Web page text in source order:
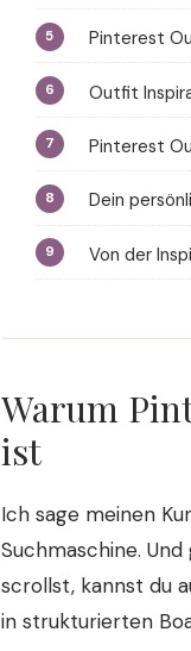
Pinterest
Outfit
Pinterest
Dein
Von der
Warum
ist
Ich sage meinen
Suchmaschine.
scrollst, kannst du
in strukturierten